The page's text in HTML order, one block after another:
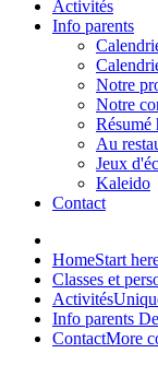
Activités
Info parents
Notre
Notre
Résumé
Au
Jeux
Kaleido
Contact
HomeStart
Classes et
Activités
Info parents
ContactMore